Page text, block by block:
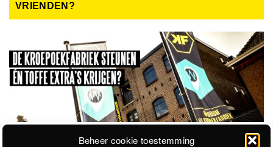
Beheer cookie toestemming
VRIENDEN?